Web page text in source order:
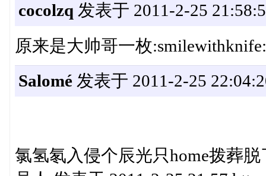
cocolzq 发表于 2011-2-25
原来是大帅哥一枚:smilewithknife:
Salomé发表于 2011-2-25
氯氢氡入侵个辰光只home拨葬